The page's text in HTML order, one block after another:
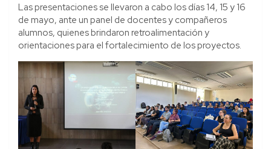
Las presentaciones se llevaron a cabo los días 14, 15 y 16
de mayo, ante un panel de docentes y compañeros
alumnos, quienes brindaron retroalimentación y
orientaciones para el fortalecimiento de los proyectos.